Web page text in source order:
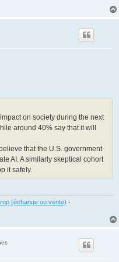
on society during the next
around 40% say that it will
that the U.S. government
AI. A similarly skeptical cohort
it safely.
(échange ou vente) -